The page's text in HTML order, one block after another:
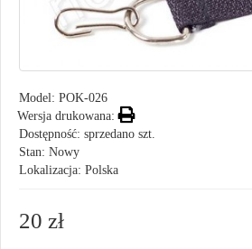
Model: POK-026
Wersja drukowana:
Dostępność: sprzedano szt.
Stan: Nowy
Lokalizacja: Polska
20 zł